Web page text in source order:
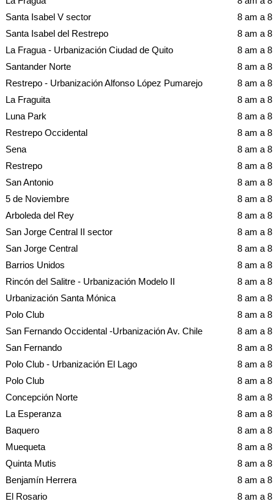
Santa Isabel V sector
8 am a
Santa Isabel del Restrepo
8 am a
La Fragua - Urbanización Ciudad de Quito
8 am a
Santander Norte
8 am a
Restrepo - Urbanización Alfonso López Pumarejo
8 am a
La Fraguita
8 am a
Luna Park
8 am a
Restrepo Occidental
8 am a
Sena
8 am a
Restrepo
8 am a
San Antonio
8 am a
5 de Noviembre
8 am a
Arboleda del Rey
8 am a
San Jorge Central II sector
8 am a
San Jorge Central
8 am a
Barrios Unidos
8 am a
Rincón del Salitre - Urbanización Modelo II
8 am a
Urbanización Santa Mónica
8 am a
Polo Club
8 am a
San Fernando Occidental -Urbanización Av. Chile
8 am a
San Fernando
8 am a
Polo Club - Urbanización El Lago
8 am a
Polo Club
8 am a
Concepción Norte
8 am a
La Esperanza
8 am a
Baquero
8 am a
Muequeta
8 am a
Quinta Mutis
8 am a
Benjamín Herrera
8 am a
El Rosario
8 am a